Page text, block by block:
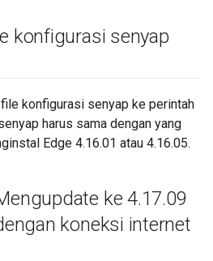
konfigurasi senyap
konfigurasi senyap ke perintah
harus sama dengan yang
Edge 4.16.01 atau 4.16.05.
ke 4.17.09
koneksi internet